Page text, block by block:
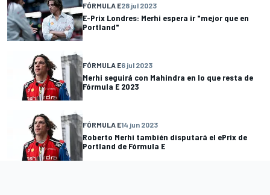
FÓRMULA E28 jul 2023
E-Prix Londres: Merhi espera ir "mejor que en
Portland"
FÓRMULA E6 jul 2023
Merhi seguirá con Mahindra en lo que resta de
Fórmula E 2023
FÓRMULA E14 jun 2023
Roberto Merhi también disputará el ePrix de
Portland de Fórmula E